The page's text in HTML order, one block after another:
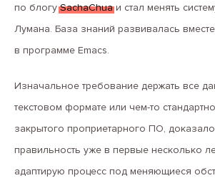
по блогуSachaChuaи стал менять
Лумана. База знаний развивалась
в программе Emacs.
Изначальное требование держать все
текстовом формате или чем-то
закрытого проприетарного ПО,
правильность уже в первые несколько
адаптирую процесс под меняющиеся